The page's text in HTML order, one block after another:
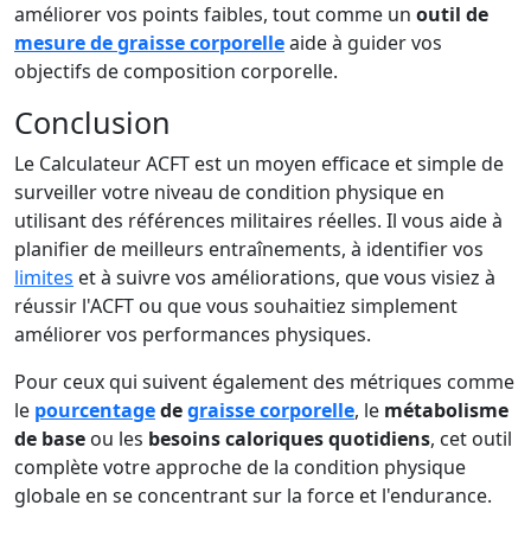
améliorer vos points faibles, tout comme un outil de
mesure de graisse corporelleaide à guider vos
objectifs de composition corporelle.
Conclusion
Le Calculateur ACFT est un moyen efficace et simple de
surveiller votre niveau de condition physique en
utilisant des références militaires réelles. Il vous aide à
planifier de meilleurs entraînements, à identifier vos
limites et à suivre vos améliorations, que vous visiez à
réussir l'ACFT ou que vous souhaitiez simplement
améliorer vos performances physiques.
Pour ceux qui suivent également des métriques comme
le pourcentagedegraisse corporelle, le métabolisme
de base ou les besoins caloriques quotidiens, cet outil
complète votre approche de la condition physique
globale en se concentrant sur la force et l'endurance.